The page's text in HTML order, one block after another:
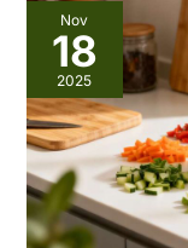
Nov
18
2025
Comment
composter
sans
jardin
:
astuces
et
solutions